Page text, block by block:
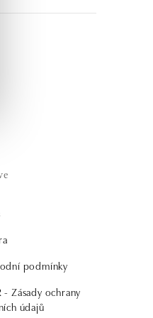
podmínky
- Zásady ochrany
údajů